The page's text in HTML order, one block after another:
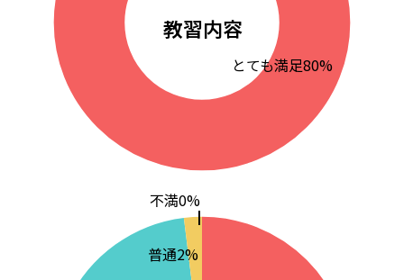
教習内容
とても満足80%
普通2%
不満0%